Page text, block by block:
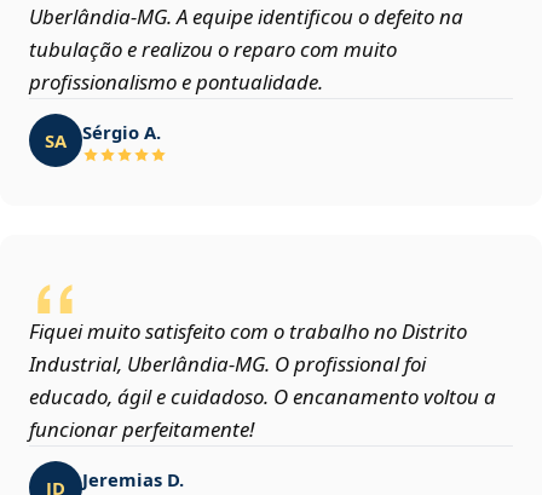
Uberlândia‑MG. A equipe identificou o defeito na
tubulação e realizou o reparo com muito
profissionalismo e pontualidade.
SA Sérgio A.
Fiquei muito satisfeito com o trabalho no Distrito
Industrial, Uberlândia‑MG. O profissional foi
educado, ágil e cuidadoso. O encanamento voltou a
funcionar perfeitamente!
JD Jeremias D.